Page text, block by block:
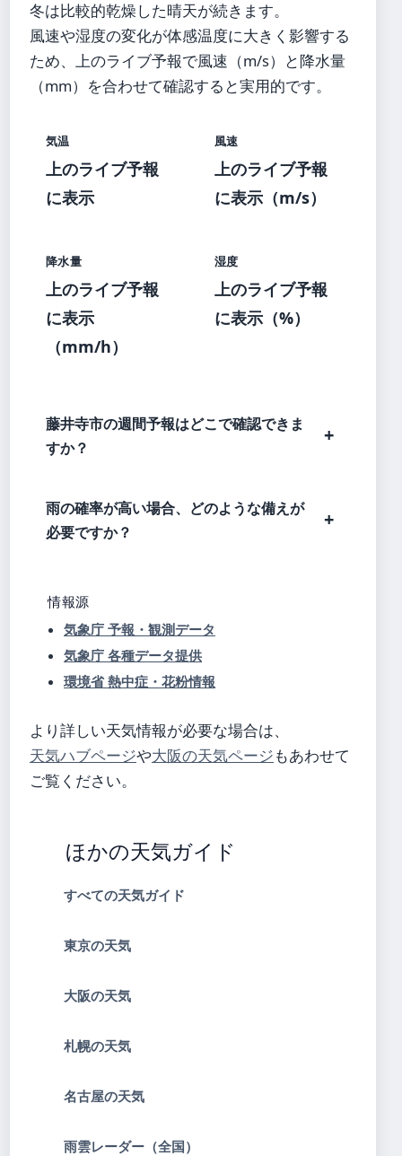
冬は比較的乾燥した晴天が続きます。
風速や湿度の変化が体感温度に大きく影響する
ため、上のライブ予報で風速（m/s）と降水量
（mm）を合わせて確認すると実用的です。
気温
上のライブ予報
に表示
風速
上のライブ予報
に表示（m/s）
降水量
上のライブ予報
に表示
（mm/h）
湿度
上のライブ予報
に表示（%）
藤井寺市の週間予報はどこで確認できま
すか？
雨の確率が高い場合、どのような備えが
必要ですか？
情報源
気象庁 予報・観測データ
気象庁 各種データ提供
環境省 熱中症・花粉情報
より詳しい天気情報が必要な場合は、
天気ハブページや大阪の天気ページもあわせて
ご覧ください。
ほかの天気ガイド
すべての天気ガイド
東京の天気
大阪の天気
札幌の天気
名古屋の天気
雨雲レーダー（全国）